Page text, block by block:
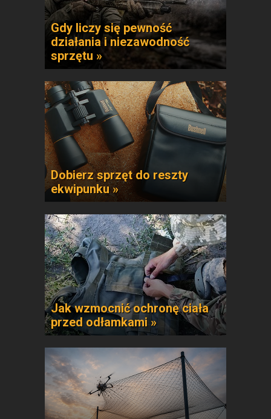
Gdy liczy się pewność
działania i niezawodność
sprzętu »
Dobierz sprzęt do reszty
ekwipunku »
Jak wzmocnić ochronę ciała
przed odłamkami »